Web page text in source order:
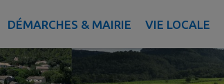
page
DÉMARCHES & MAIRIE VIE LOCALE